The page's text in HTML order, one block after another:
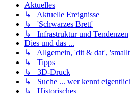
Aktuelles
↳ Aktuelle Ereignisse
↳ 'Schwarzes Brett'
↳ Infrastruktur und Tendenzen
Dies und das ...
↳ Allgemein, 'dit & dat',
↳ Tipps
↳ 3D-Druck
↳ Suche ... wer kennt